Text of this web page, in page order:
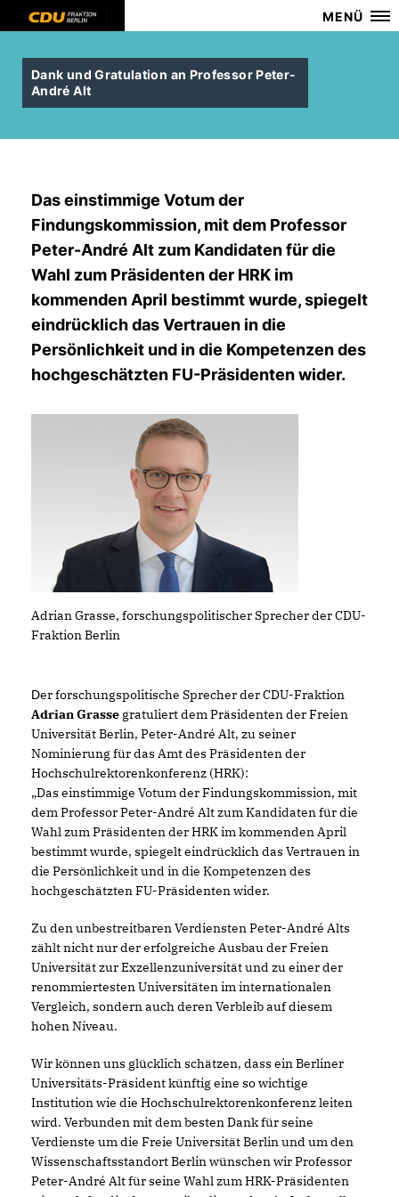
MENÜ
Dank und Gratulation an Professor Peter-
André Alt
Das einstimmige Votum der
Findungskommission, mit dem Professor
Peter-André Alt zum Kandidaten für die
Wahl zum Präsidenten der HRK im
kommenden April bestimmt wurde, spiegelt
eindrücklich das Vertrauen in die
Persönlichkeit und in die Kompetenzen des
hochgeschätzten FU-Präsidenten wider.
Adrian Grasse, forschungspolitischer Sprecher der CDU-
Fraktion Berlin
Der forschungspolitische Sprecher der CDU-Fraktion
Adrian Grasse gratuliert dem Präsidenten der Freien
Universität Berlin, Peter-André Alt, zu seiner
Nominierung für das Amt des Präsidenten der
Hochschulrektorenkonferenz (HRK):
Das einstimmige Votum der Findungskommission, mit
dem Professor Peter-André Alt zum Kandidaten für die
Wahl zum Präsidenten der HRK im kommenden April
bestimmt wurde, spiegelt eindrücklich das Vertrauen in
die Persönlichkeit und in die Kompetenzen des
hochgeschätzten FU-Präsidenten wider.
Zu den unbestreitbaren Verdiensten Peter-André Alts
zählt nicht nur der erfolgreiche Ausbau der Freien
Universität zur Exzellenzuniversität und zu einer der
renommiertesten Universitäten im internationalen
Vergleich, sondern auch deren Verbleib auf diesem
hohen Niveau.
Wir können uns glücklich schätzen, dass ein Berliner
Universitäts-Präsident künftig eine so wichtige
Institution wie die Hochschulrektorenkonferenz leiten
wird. Verbunden mit dem besten Dank für seine
Verdienste um die Freie Universität Berlin und um den
Wissenschaftsstandort Berlin wünschen wir Professor
Peter-André Alt für seine Wahl zum HRK-Präsidenten